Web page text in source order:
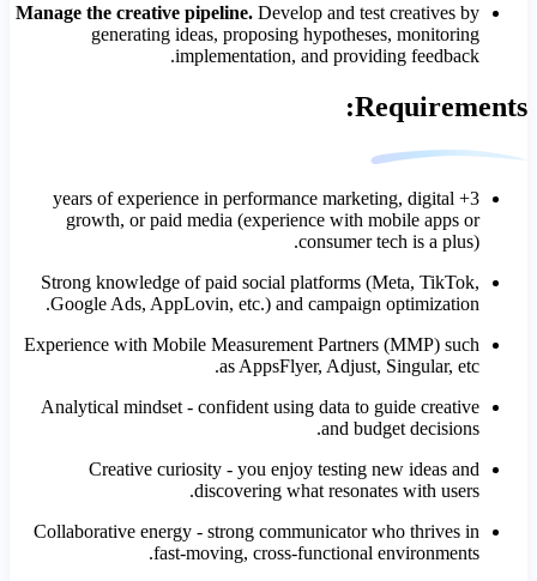
Manage the creative pipeline. Develop and test creatives by
generating ideas, proposing hypotheses, monitoring
implementation, and providing feedback.
Requirements:
3+ years of experience in performance marketing, digital
growth, or paid media (experience with mobile apps or
consumer tech is a plus).
Strong knowledge of paid social platforms (Meta, TikTok,
Google Ads, AppLovin, etc.) and campaign optimization.
Experience with Mobile Measurement Partners (MMP) such
as AppsFlyer, Adjust, Singular, etc.
Analytical mindset - confident using data to guide creative
and budget decisions.
Creative curiosity - you enjoy testing new ideas and
discovering what resonates with users.
Collaborative energy - strong communicator who thrives in
fast‑moving, cross‑functional environments.